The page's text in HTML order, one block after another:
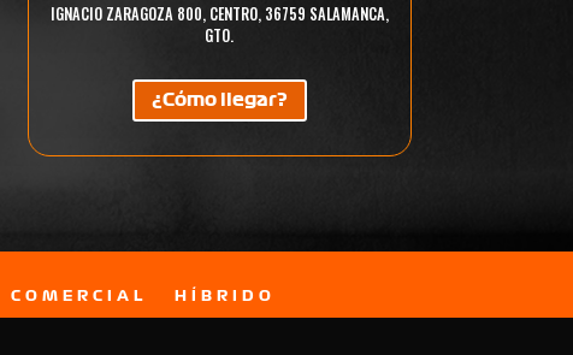
IGNACIO ZARAGOZA 800, CENTRO, 36759 SALAMANCA,
GTO.
¿Cómo llegar?
COMERCIAL HÍBRIDO